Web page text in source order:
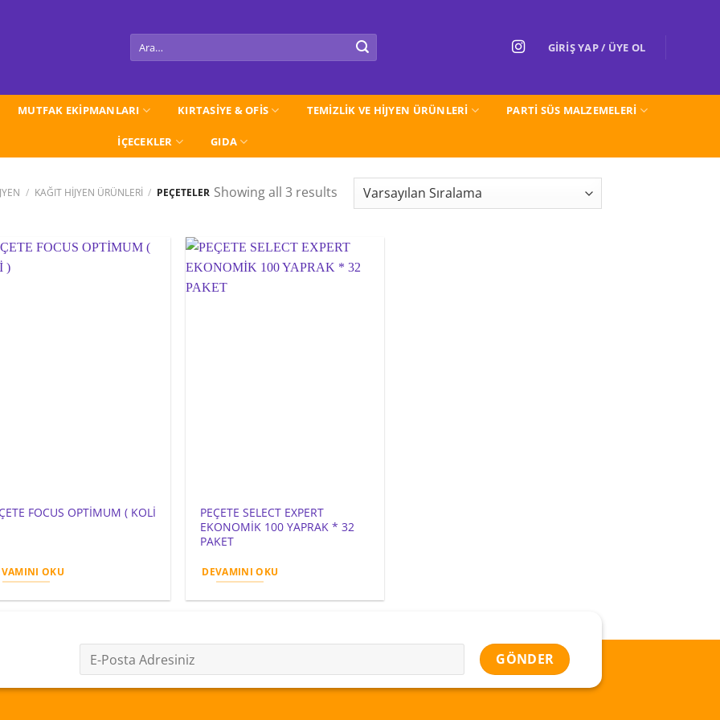
Ara: GIRIŞ YAP / ÜYE OL
MUTFAK EKİPMANLARI KIRTASİYE & OFİS TEMİZLİK VE HİJYEN ÜRÜNLERİ PARTI SÜS MALZEMELERİ
İÇECEKLER GIDA
/ KAĞIT HİJYEN ÜRÜNLERİ / PEÇETELER Showing all 3 results
FOCUS OPTİMUM ( KOLİ
OKU
PEÇETE SELECT EXPERT
EKONOMİK 100 YAPRAK * 32
PAKET
DEVAMINI OKU